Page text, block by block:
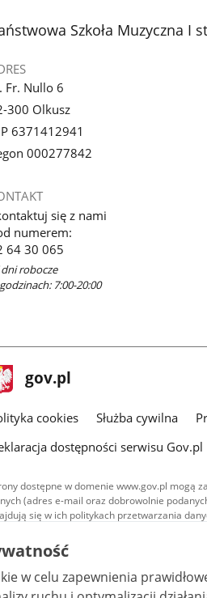
Szkoła Muzyczna
Fr. Nullo 6
300 Olkusz
6371412941
000277842
się z nami
numerem:
64 30 065
dni robocze
7:00-20:00
Strona
gov.pl
gov.pl
cookies Służba cywilna
dostępności serwisu Gov.pl
dostępne w domenie www.gov.pl mogą
(adres e-mail oraz dobrowolnie
się w ich politykach przetwarzania
Treści tekstowe publikowane w
udostępniane na licencji typu
warunkach 4.0 (CC BY-SA 4.0).
są udostępniane na licencji typu
bez utworów zależnych 4.0 (CC
w celu zapewnienia